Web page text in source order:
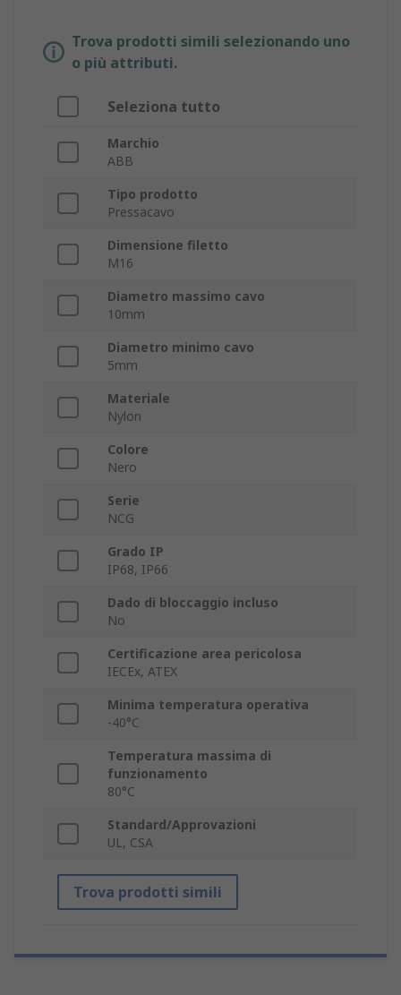
Trova prodotti simili selezionando uno
o più attributi.
Seleziona tutto
Marchio
ABB
Tipo prodotto
Pressacavo
Dimensione filetto
M16
Diametro massimo cavo
10mm
Diametro minimo cavo
5mm
Materiale
Nylon
Colore
Nero
Serie
NCG
Grado IP
IP68, IP66
Dado di bloccaggio incluso
No
Certificazione area pericolosa
IECEx, ATEX
Minima temperatura operativa
-40°C
Temperatura massima di
funzionamento
80°C
Standard/Approvazioni
UL, CSA
Trova prodotti simili